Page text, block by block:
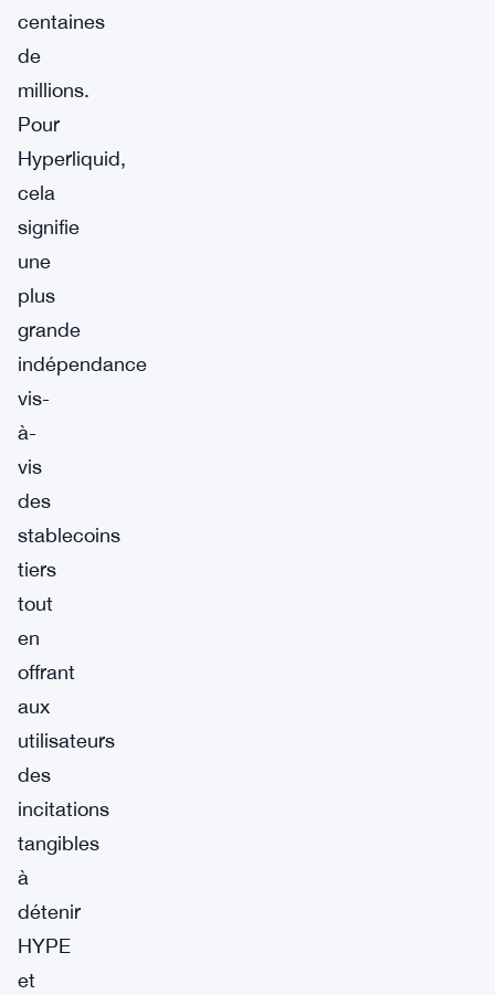
centaines
de
millions.
Pour
Hyperliquid,
cela
signifie
une
plus
grande
indépendance
vis-
à-
vis
des
stablecoins
tiers
tout
en
offrant
aux
utilisateurs
des
incitations
tangibles
à
détenir
HYPE
et